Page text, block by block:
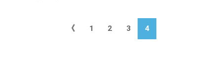
《 1 2 3 4